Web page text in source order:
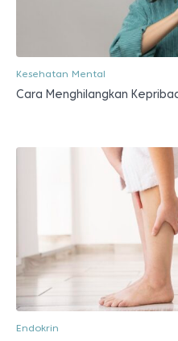
Kesehatan Mental
Cara Menghilangkan
Endokrin